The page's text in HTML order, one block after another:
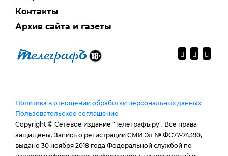
Контакты
Архив сайта и газеты
Политика в отношении обработки персональных данных
Пользовательское соглашение
Copyright © Сетевое издание "Телеграфъ.ру". Все права
защищены. Запись о регистрации СМИ Эл № ФС77-74390,
выдано 30 ноября 2018 года Федеральной службой по